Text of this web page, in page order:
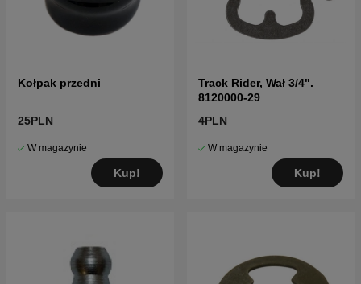
Kołpak przedni
25PLN
W magazynie
Kup!
Track Rider, Wał 3/4".
8120000-29
4PLN
W magazynie
Kup!